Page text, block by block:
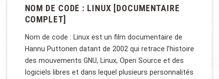
NOM DE CODE : LINUX [DOCUMENTAIRE
COMPLET]
Nom de code : Linux est un film documentaire de
Hannu Puttonen datant de 2002 qui retrace l’histoire
des mouvements GNU, Linux, Open Source et des
logiciels libres et dans lequel plusieurs personnalités